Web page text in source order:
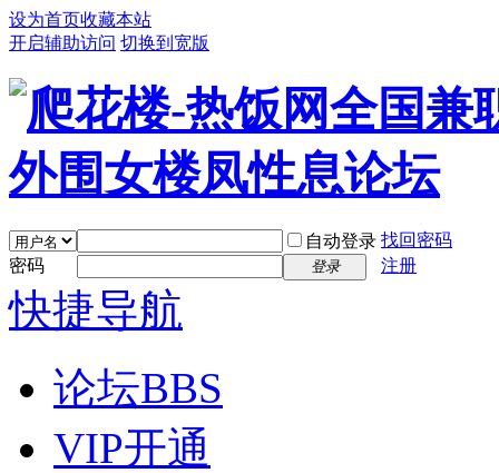
设为首页收藏本站
开启辅助访问 切换到宽版
自动登录 找回密码
密码
登录 注册
快捷导航
论坛BBS
VIP开通